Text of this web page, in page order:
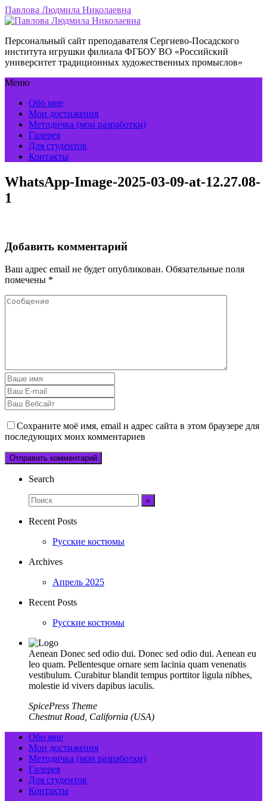
Павлова Людмила Николаевна
Персональный сайт преподавателя Сергиево-Посадского
института игрушки филиала ФГБОУ ВО «Российский
университет традиционных художественных промыслов»
Меню
Обо мне
Мои достижения
Методичка (мои разработки)
Галерея
Для студентов
Контакты
WhatsApp-Image-2025-03-09-at-12.27.08-
1
Добавить комментарий
Ваш адрес email не будет опубликован. Обязательные поля
помечены *
Сохраните моё имя, email и адрес сайта в этом браузере для
последующих моих комментариев
Search
Recent Posts
Русские костюмы
Archives
Апрель 2025
Recent Posts
Русские костюмы
Aenean Donec sed odio dui. Donec sed odio dui. Aenean eu
leo quam. Pellentesque ornare sem lacinia quam venenatis
vestibulum. Curabitur blandit tempus porttitor ligula nibhes,
molestie id vivers dapibus iaculis.
SpicePress Theme
Chestnut Road, California (USA)
Обо мне
Мои достижения
Методичка (мои разработки)
Галерея
Для студентов
Контакты